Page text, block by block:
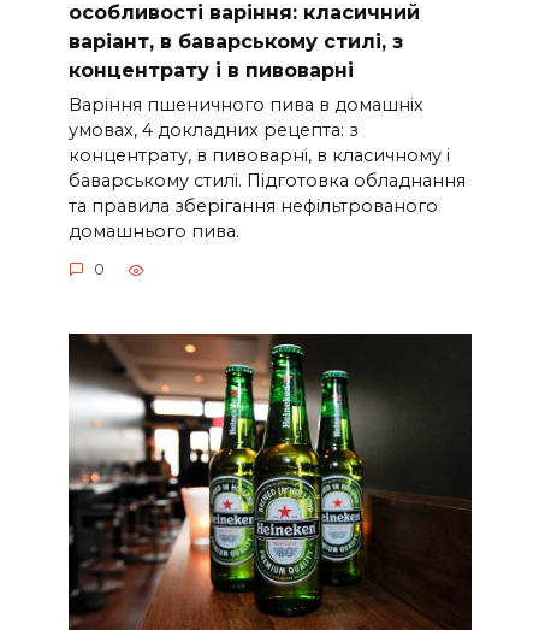
особливості варіння: класичний
варіант, в баварському стилі, з
концентрату і в пивоварні
Варіння пшеничного пива в домашніх
умовах, 4 докладних рецепта: з
концентрату, в пивоварні, в класичному і
баварському стилі. Підготовка обладнання
та правила зберігання нефільтрованого
домашнього пива.
0